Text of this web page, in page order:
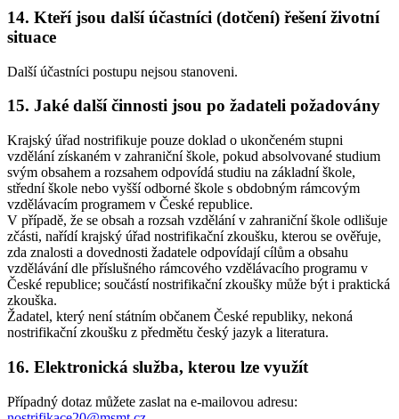
14. Kteří jsou další účastníci (dotčení) řešení životní
situace
Další účastníci postupu nejsou stanoveni.
15. Jaké další činnosti jsou po žadateli požadovány
Krajský úřad nostrifikuje pouze doklad o ukončeném stupni
vzdělání získaném v zahraniční škole, pokud absolvované studium
svým obsahem a rozsahem odpovídá studiu na základní škole,
střední škole nebo vyšší odborné škole s obdobným rámcovým
vzdělávacím programem v České republice.
V případě, že se obsah a rozsah vzdělání v zahraniční škole odlišuje
zčásti, nařídí krajský úřad nostrifikační zkoušku, kterou se ověřuje,
zda znalosti a dovednosti žadatele odpovídají cílům a obsahu
vzdělávání dle příslušného rámcového vzdělávacího programu v
České republice; součástí nostrifikační zkoušky může být i praktická
zkouška.
Žadatel, který není státním občanem České republiky, nekoná
nostrifikační zkoušku z předmětu český jazyk a literatura.
16. Elektronická služba, kterou lze využít
Případný dotaz můžete zaslat na e-mailovou adresu: